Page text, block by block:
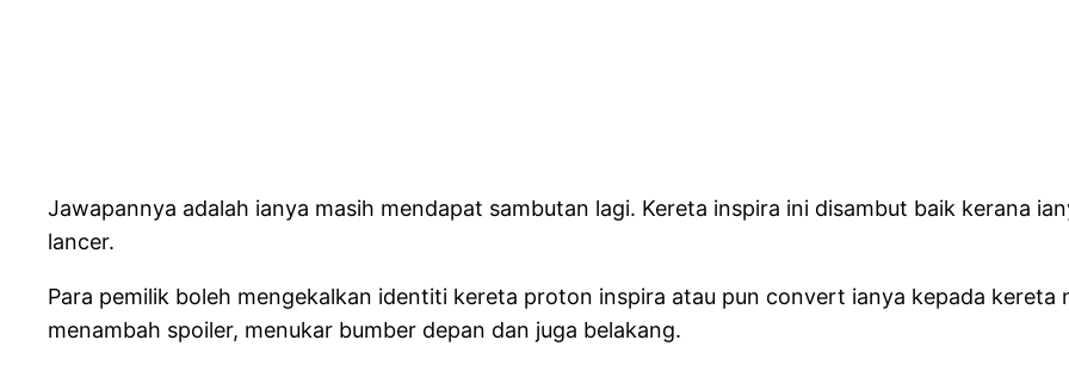
Jawapannya adalah ianya masih mendapat sambutan lagi. Kereta inspira ini disambut baik kerana
lancer.
Para pemilik boleh mengekalkan identiti kereta proton inspira atau pun convert ianya kepada kereta
menambah spoiler, menukar bumber depan dan juga belakang.